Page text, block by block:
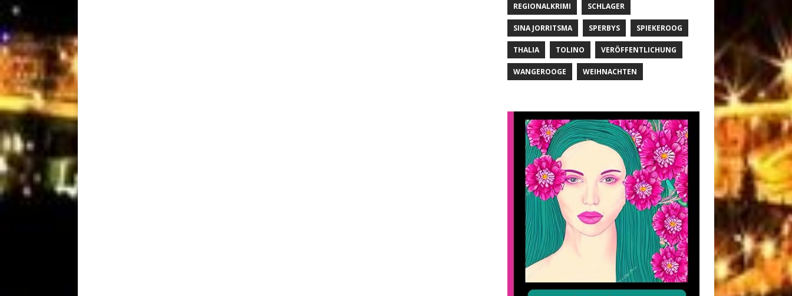
REGIONALKRIMI SCHLAGER
SINA JORRITSMA SPERBYS SPIEKEROOG
THALIA TOLINO VERÖFFENTLICHUNG
WANGEROOGE WEIHNACHTEN